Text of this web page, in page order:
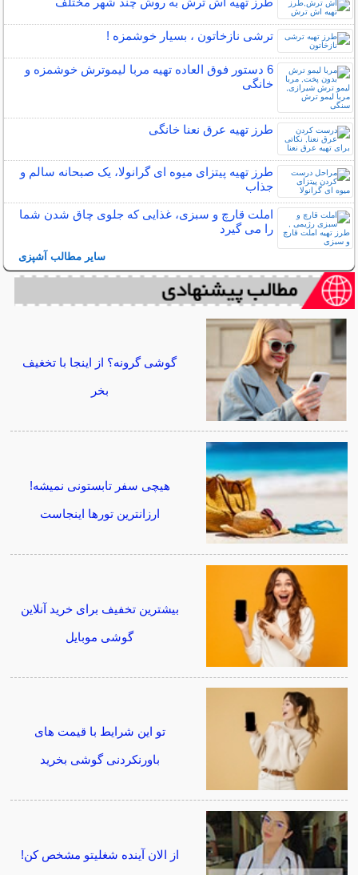
ترشی نازخاتون ، بسیار خوشمزه !
6 دستور فوق العاده تهیه مربا لیموترش خوشمزه و
خانگی
طرز تهیه عرق نعنا خانگی
طرز تهیه پیتزای میوه ای گرانولا، یک صبحانه سالم و
جذاب
املت قارچ و سبزی، غذایی که جلوی چاق شدن شما
را می گیرد
سایر مطالب آشپزی
گوشی گرونه؟ از اینجا با تخغیف
بخر
هیچی سفر تابستونی نمیشه!
ارزانترین تورها اینجاست
بیشترین تخفیف برای خرید آنلاین
گوشی موبایل
تو این شرایط با قیمت های
باورنکردنی گوشی بخرید
از الان آینده شغلیتو مشخص کن!